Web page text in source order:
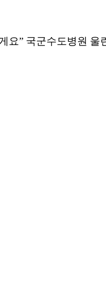
요” 국군수도병원 울